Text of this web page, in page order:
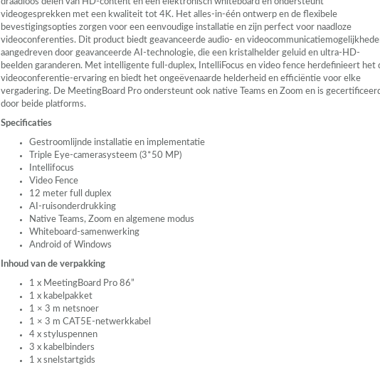
videogesprekken met een kwaliteit tot 4K. Het alles-in-één ontwerp en de flexibele
bevestigingsopties zorgen voor een eenvoudige installatie en zijn perfect voor naadloze
videoconferenties. Dit product biedt geavanceerde audio- en
aangedreven door geavanceerde AI-technologie, die een kristalhelder geluid en ultra-HD-
beelden garanderen. Met intelligente full-duplex, IntelliFocus en video fence herdefinieert het
videoconferentie-ervaring en biedt het ongeëvenaarde helderheid en efficiëntie voor elke
vergadering. De MeetingBoard Pro ondersteunt ook native Teams en Zoom en is
door beide platforms.
Specificaties
Gestroomlijnde installatie en implementatie
Triple Eye-camerasysteem (3*50 MP)
Intellifocus
Video Fence
12 meter full duplex
AI-ruisonderdrukking
Native Teams, Zoom en algemene modus
Whiteboard-samenwerking
Android of Windows
Inhoud van de verpakking
1 x MeetingBoard Pro 86”
1 x kabelpakket
1 × 3 m netsnoer
1 × 3 m CAT5E-netwerkkabel
4 x styluspennen
3 x kabelbinders
1 x snelstartgids